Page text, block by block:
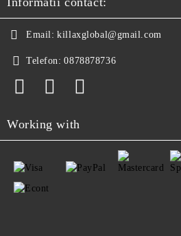
Email: killaxglobal@gmail.com
Telefon: 0878878736
Working with